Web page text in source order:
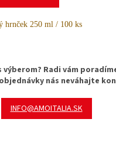
hrnček 250 ml / 100 ks
Radi vám
nás neváhajte
INFO@AMOITALIA.SK